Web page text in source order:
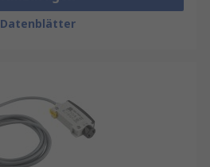
Datenblätter